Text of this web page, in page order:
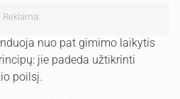
Reklama:
nuo pat gimimo laikytis
jie padeda užtikrinti
poilsį.